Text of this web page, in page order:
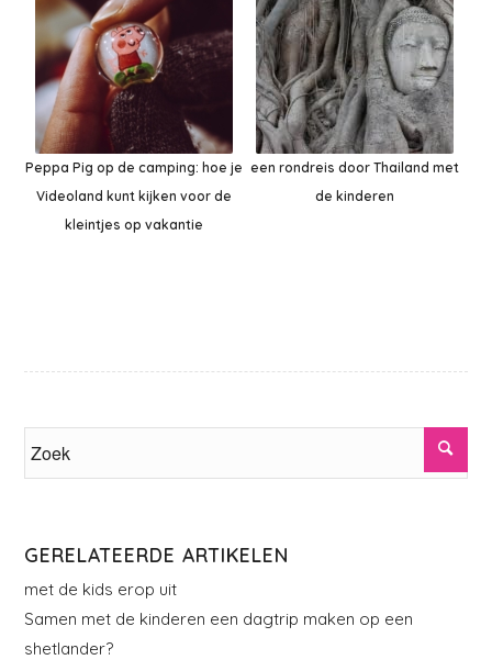
Peppa Pig op de camping: hoe je
Videoland kunt kijken voor de
kleintjes op vakantie
een rondreis door Thailand met
de kinderen
GERELATEERDE ARTIKELEN
met de kids erop uit
Samen met de kinderen een dagtrip maken op een
shetlander?